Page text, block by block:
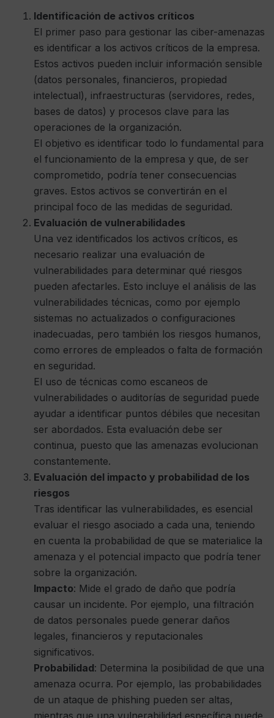
Identificación de activos críticos
El primer paso para gestionar las ciber-amenazas
es identificar a los activos críticos de la empresa.
Estos activos pueden incluir información sensible
(datos personales, financieros, propiedad
intelectual), infraestructuras (servidores, redes,
bases de datos) y procesos clave para las
operaciones de la organización.
El objetivo es identificar todo lo fundamental para
el funcionamiento de la empresa y que, de ser
comprometido, podría tener consecuencias
graves. Estos activos se convertirán en el
principal foco de las medidas de seguridad.
Evaluación de vulnerabilidades
Una vez identificados los activos críticos, es
necesario realizar una evaluación de
vulnerabilidades para determinar qué riesgos
pueden afectarles. Esto incluye el análisis de las
vulnerabilidades técnicas, como por ejemplo
sistemas no actualizados o configuraciones
inadecuadas, pero también los riesgos humanos,
como errores de empleados o falta de formación
en seguridad.
El uso de técnicas como escaneos de
vulnerabilidades o auditorías de seguridad puede
ayudar a identificar puntos débiles que necesitan
ser abordados. Esta evaluación debe ser
continua, puesto que las amenazas evolucionan
constantemente.
Evaluación del impacto y probabilidad de los
riesgos
Tras identificar las vulnerabilidades, es esencial
evaluar el riesgo asociado a cada una, teniendo
en cuenta la probabilidad de que se materialice la
amenaza y el potencial impacto que podría tener
sobre la organización.
Impacto: Mide el grado de daño que podría
causar un incidente. Por ejemplo, una filtración
de datos personales puede generar daños
legales, financieros y reputacionales
significativos.
Probabilidad: Determina la posibilidad de que una
amenaza ocurra. Por ejemplo, las probabilidades
de un ataque de phishing pueden ser altas,